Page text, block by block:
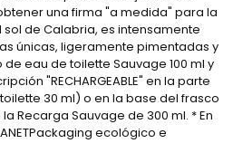
una firma "a medida" para la
sol de Calabria, es intensamente
únicas, ligeramente pimentadas y
eau de toilette Sauvage 100 ml y
"RECHARGEABLE" en la parte
30 ml) o en la base del frasco
Recarga Sauvage de 300 ml. * En
ecológico e